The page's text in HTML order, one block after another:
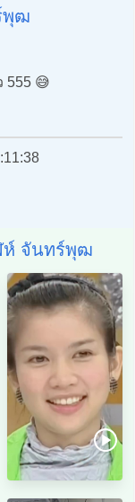
พุฒ
555 😅
จันทร์พุฒ